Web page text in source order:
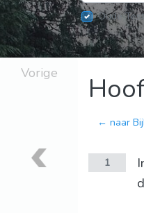
Oude
Vorige
← naar
1